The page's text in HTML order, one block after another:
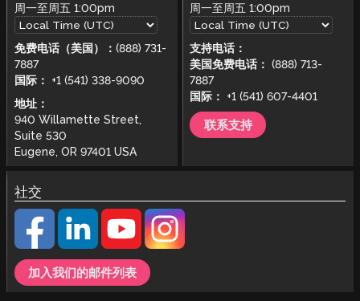
周一至周五 1:00pm
免费电话（美国）： (888) 731-
7887
国际：
+1 (541) 338-9090
地址：
940 Willamette Street,
Suite 530
Eugene, OR 97401 USA
周一至周五1:00pm
支持电话：
美国免费电话： (888) 713-
7887
国际：
+1 (541) 607-4401
联系支持
社交
加入我们的邮件列表